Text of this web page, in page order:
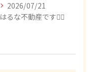
2026/07/21
はるな不動産です🙂‍↕️